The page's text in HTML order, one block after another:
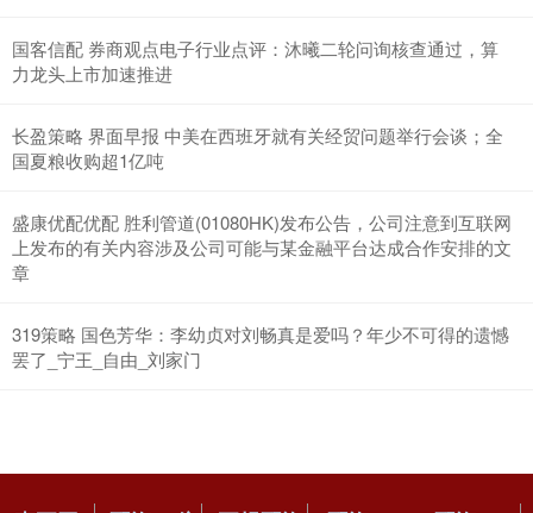
国客信配 券商观点电子行业点评：沐曦二轮问询核查通过，算
力龙头上市加速推进
长盈策略 界面早报 中美在西班牙就有关经贸问题举行会谈；全
国夏粮收购超1亿吨
盛康优配优配 胜利管道(01080HK)发布公告，公司注意到互联网
上发布的有关内容涉及公司可能与某金融平台达成合作安排的文
章
319策略 国色芳华：李幼贞对刘畅真是爱吗？年少不可得的遗憾
罢了_宁王_自由_刘家门